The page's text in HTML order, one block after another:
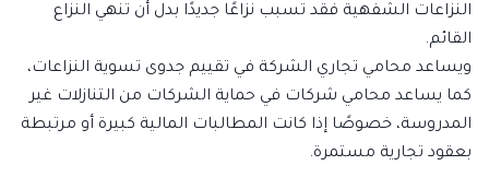
النزاعات الشفهية فقد تسبب نزاعًا جديدًا بدل أن تنهي النزاع
القائم.
ويساعد محامي تجاري الشركة في تقييم جدوى تسوية النزاعات،
كما يساعد محامي شركات في حماية الشركات من التنازلات غير
المدروسة، خصوصًا إذا كانت المطالبات المالية كبيرة أو مرتبطة
بعقود تجارية مستمرة.